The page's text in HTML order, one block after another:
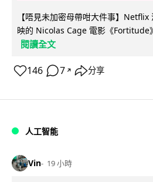
【唔見未加密母帶咁大件事】
映的 Nicolas Cage 電影《Fortitude
閱讀全文
146 7 ↗ 分享
人工智能
Vin 19 小時